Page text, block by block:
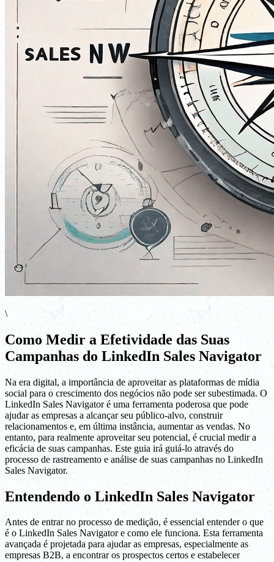
\
Como Medir a Efetividade das Suas
Campanhas do LinkedIn Sales Navigator
Na era digital, a importância de aproveitar as plataformas de mídia
social para o crescimento dos negócios não pode ser subestimada. O
LinkedIn Sales Navigator é uma ferramenta poderosa que pode
ajudar as empresas a alcançar seu público-alvo, construir
relacionamentos e, em última instância, aumentar as vendas. No
entanto, para realmente aproveitar seu potencial, é crucial medir a
eficácia de suas campanhas. Este guia irá guiá-lo através do
processo de rastreamento e análise de suas campanhas no LinkedIn
Sales Navigator.
Entendendo o LinkedIn Sales Navigator
Antes de entrar no processo de medição, é essencial entender o que
é o LinkedIn Sales Navigator e como ele funciona. Esta ferramenta
avançada é projetada para ajudar as empresas, especialmente as
empresas B2B, a encontrar os prospectos certos e estabelecer